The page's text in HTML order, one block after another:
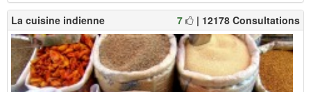
La cuisine indienne 7 | 12178 Consultations